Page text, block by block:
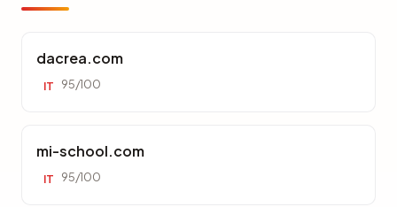
dacrea.com
IT 95/100
mi-school.com
IT 95/100